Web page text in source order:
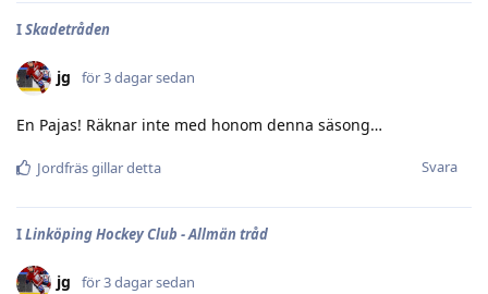
ISkadetråden
jg för 3 dagar sedan
En Pajas! Räknar inte med honom denna säsong…
Svara
Jordfräsgillar detta
ILinköping Hockey Club - Allmän tråd
jg för 3 dagar sedan